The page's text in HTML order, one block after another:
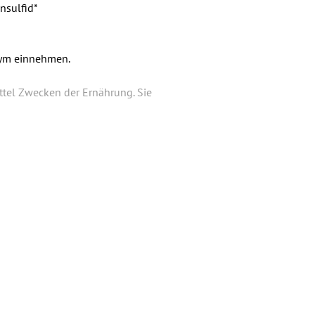
einnehmen.
Zwecken der Ernährung. Sie